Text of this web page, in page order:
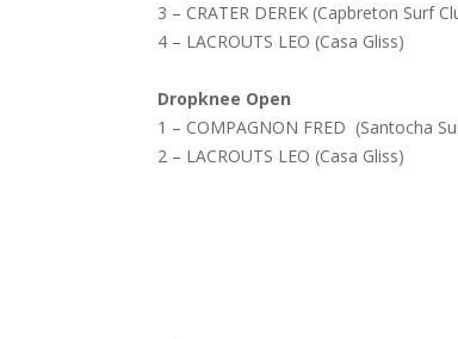
3 – CRATER DEREK (Capbreton Surf
4 – LACROUTS LEO (Casa Gliss)
Dropknee Open
1 – COMPAGNON FRED (Santocha
2 – LACROUTS LEO (Casa Gliss)